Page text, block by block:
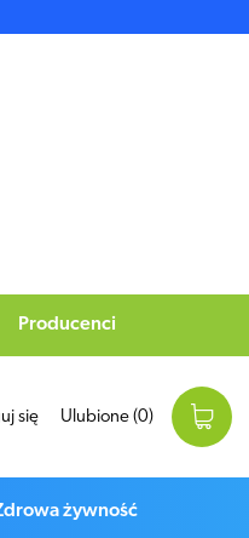
Producenci
się Ulubione (0)
żywność